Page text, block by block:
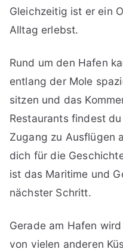
Gleichzeitig ist er ein
Alltag erlebst.
Rund um den Hafen
entlang der Mole
sitzen und das
Restaurants findest
Zugang zu Ausflügen
dich für die
ist das Maritime und
nächster Schritt.
Gerade am Hafen
von vielen anderen